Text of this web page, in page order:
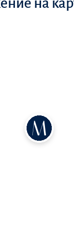
для того, чтобы
доступом к
и богатым
более привлекательной